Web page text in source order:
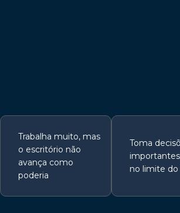
Trabalha muito, mas
o escritório não
avança como
poderia
Toma
no limite